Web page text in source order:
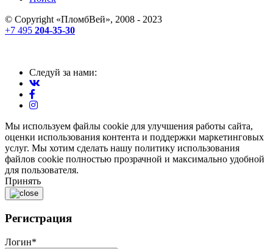
© Copyright «ПломбВей», 2008 - 2023
+7 495 204-35-30
Следуй за нами:
Мы используем файлы cookie для улучшения работы сайта,
оценки использования контента и поддержки маркетинговых
услуг. Мы хотим сделать нашу политику использования
файлов cookie полностью прозрачной и максимально удобной
для пользователя.
Принять
Регистрация
Логин*